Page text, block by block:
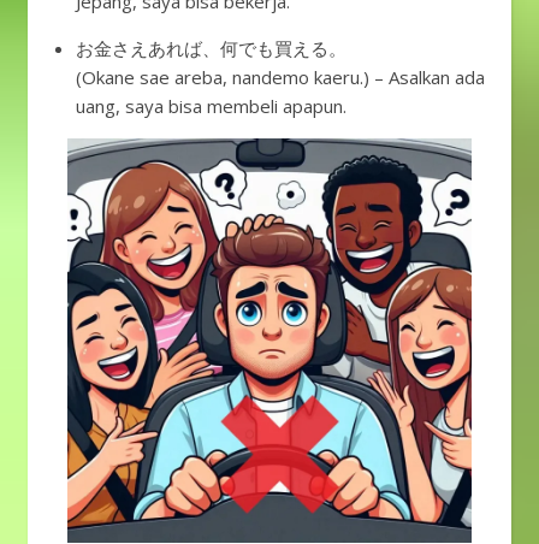
お金さえあれば、何でも買える。
(Okane sae areba, nandemo kaeru.) – Asalkan ada
uang, saya bisa membeli apapun.